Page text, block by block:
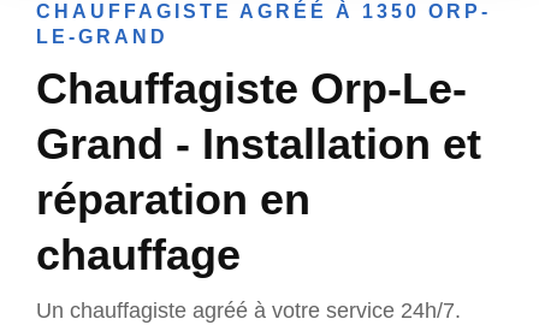
CHAUFFAGISTE AGRÉÉ À 1350 ORP-
LE-GRAND
Chauffagiste Orp-Le-
Grand - Installation et
réparation en
chauffage
Un chauffagiste agréé à votre service 24h/7.